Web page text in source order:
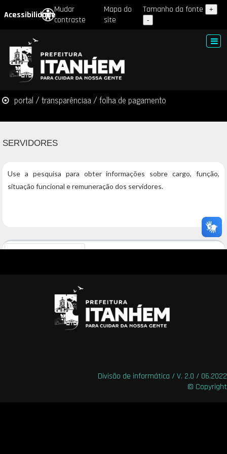
AcessibilidadeMudar
contraste
Mapa do
site
Tamanho da fonte
+
-
portal/transparênciaa / folha de pagamento
Divisão de informática / V. 2.0 / 06.2022
© Copyright